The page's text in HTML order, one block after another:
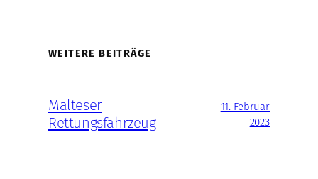
WEITERE BEITRÄGE
Malteser
Rettungsfahrzeug
11. Februar
2023